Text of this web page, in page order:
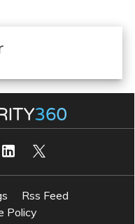
Rss Feed
Policy